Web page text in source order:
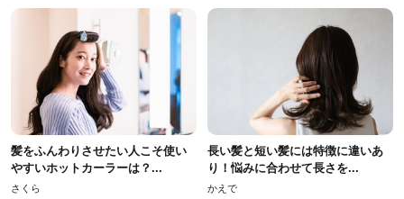
髪をふんわりさせたい人こそ使い
やすいホットカーラーは？...
さくら
長い髪と短い髪には特徴に違いあ
り！悩みに合わせて長さを...
かえで